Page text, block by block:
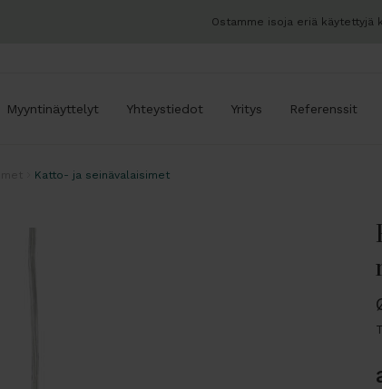
Ostamme isoja eriä käytettyjä
Myyntinäyttelyt Yhteystiedot Yritys Referenssit
Katto- ja seinävalaisimet